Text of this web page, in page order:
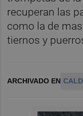
recuperan las
como la de
tiernos y
ARCHIVADO EN